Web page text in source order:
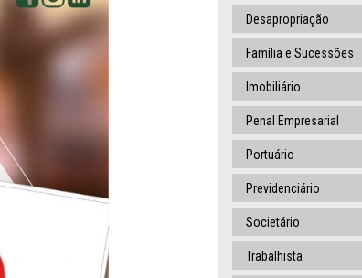
Desapropriação
Família e Sucessões
Imobiliário
Penal Empresarial
Portuário
Previdenciário
Societário
Trabalhista